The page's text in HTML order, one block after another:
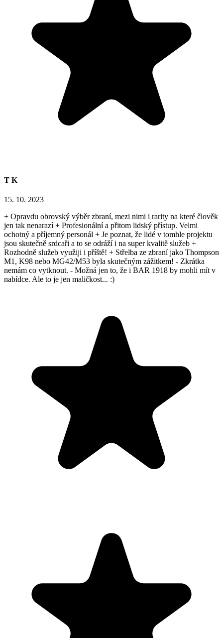
T K
15. 10. 2023
+ Opravdu obrovský výběr zbraní, mezi nimi i rarity na které člověk
jen tak nenarazí + Profesionální a přitom lidský přístup. Velmi
ochotný a příjemný personál + Je poznat, že lidé v tomhle projektu
jsou skutečně srdcaři a to se odráží i na super kvalitě služeb +
Rozhodně služeb využiji i příště! + Střelba ze zbraní jako Thompson
M1, K98 nebo MG42/M53 byla skutečným zážitkem! - Zkrátka
nemám co vytknout. - Možná jen to, že i BAR 1918 by mohli mít v
nabídce. Ale to je jen maličkost... :)